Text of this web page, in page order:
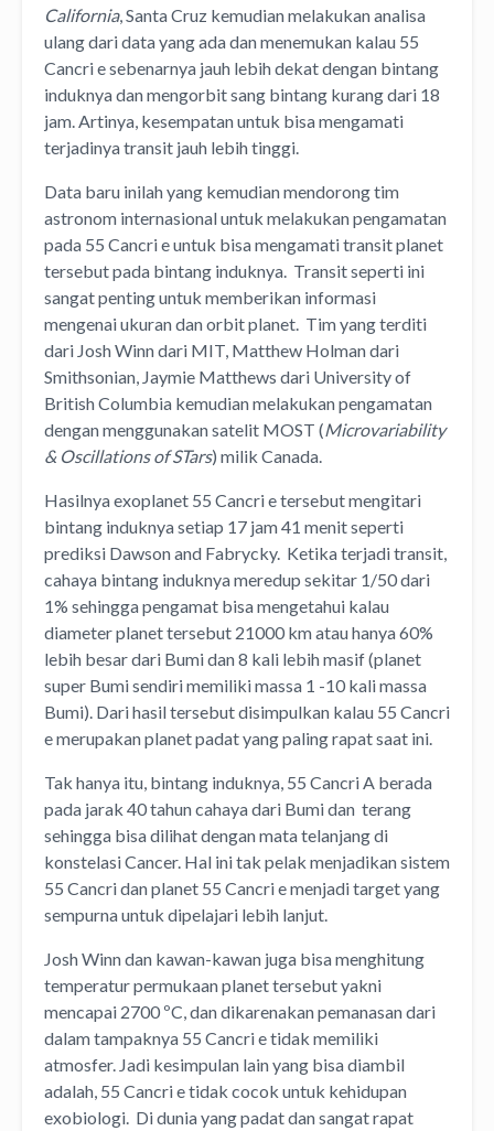
California, Santa Cruz kemudian melakukan analisa
ulang dari data yang ada dan menemukan kalau 55
Cancri e sebenarnya jauh lebih dekat dengan bintang
induknya dan mengorbit sang bintang kurang dari 18
jam. Artinya, kesempatan untuk bisa mengamati
terjadinya transit jauh lebih tinggi.
Data baru inilah yang kemudian mendorong tim
astronom internasional untuk melakukan pengamatan
pada 55 Cancri e untuk bisa mengamati transit planet
tersebut pada bintang induknya. Transit seperti ini
sangat penting untuk memberikan informasi
mengenai ukuran dan orbit planet. Tim yang terditi
dari Josh Winn dari MIT, Matthew Holman dari
Smithsonian, Jaymie Matthews dari University of
British Columbia kemudian melakukan pengamatan
dengan menggunakan satelit MOST (Microvariability
& Oscillations of STars) milik Canada.
Hasilnya exoplanet 55 Cancri e tersebut mengitari
bintang induknya setiap 17 jam 41 menit seperti
prediksi Dawson and Fabrycky. Ketika terjadi transit,
cahaya bintang induknya meredup sekitar 1/50 dari
1% sehingga pengamat bisa mengetahui kalau
diameter planet tersebut 21000 km atau hanya 60%
lebih besar dari Bumi dan 8 kali lebih masif (planet
super Bumi sendiri memiliki massa 1 -10 kali massa
Bumi). Dari hasil tersebut disimpulkan kalau 55 Cancri
e merupakan planet padat yang paling rapat saat ini.
Tak hanya itu, bintang induknya, 55 Cancri A berada
pada jarak 40 tahun cahaya dari Bumi dan terang
sehingga bisa dilihat dengan mata telanjang di
konstelasi Cancer. Hal ini tak pelak menjadikan sistem
55 Cancri dan planet 55 Cancri e menjadi target yang
sempurna untuk dipelajari lebih lanjut.
Josh Winn dan kawan-kawan juga bisa menghitung
temperatur permukaan planet tersebut yakni
mencapai 2700 ºC, dan dikarenakan pemanasan dari
dalam tampaknya 55 Cancri e tidak memiliki
atmosfer. Jadi kesimpulan lain yang bisa diambil
adalah, 55 Cancri e tidak cocok untuk kehidupan
exobiologi. Di dunia yang padat dan sangat rapat